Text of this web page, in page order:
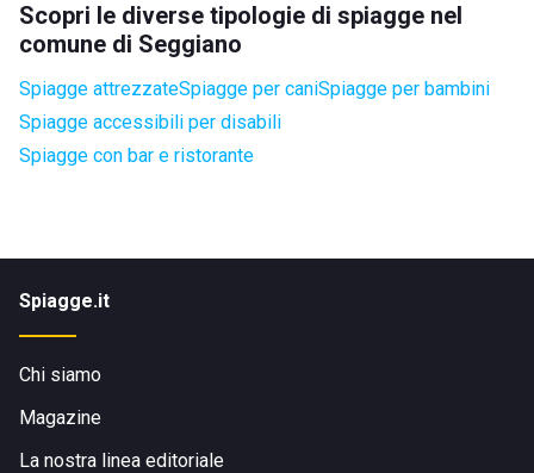
Scopri le diverse tipologie di spiagge nel
comune di Seggiano
Spiagge attrezzateSpiagge per caniSpiagge per bambini
Spiagge accessibili per disabili
Spiagge con bar e ristorante
Spiagge.it
Chi siamo
Magazine
La nostra linea editoriale